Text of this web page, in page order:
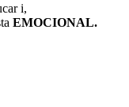
i,
EMOCIONAL.